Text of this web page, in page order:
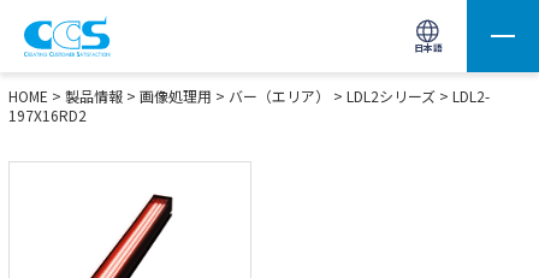
日本語
画像処理用の製品検索 サイト内検索(Enterで実行)
HOME > 製品情報 > 画像処理用 > バー（エリア） > LDL2シリーズ > LDL2-
197X16RD2